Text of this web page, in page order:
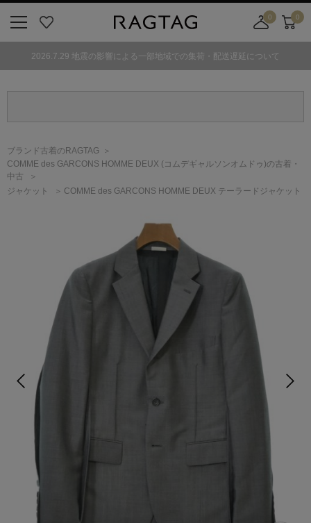
気
0
舗
カ
0
2026.7.29 地震の影響による一部地域での集荷・配送遅延について
ブランド古着のRAGTAG
COMME des GARCONS HOMME DEUX (コムデギャルソンオムドゥ)の古着・
中古
ジャケット
COMME des GARCONS HOMME DEUX テーラードジャケット